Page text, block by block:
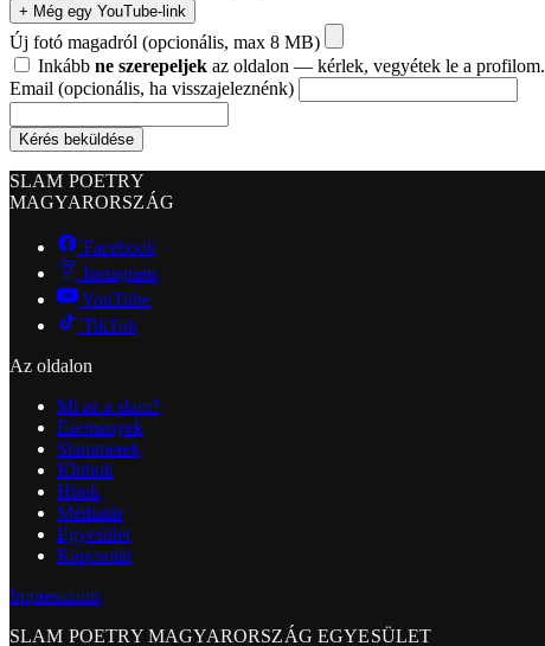
+ Még egy YouTube-link
Új fotó magadról (opcionális, max 8 MB)
Inkább ne szerepeljek az oldalon — kérlek, vegyétek le a profilom.
Email (opcionális, ha visszajeleznénk)
Kérés beküldése
SLAM POETRY
MAGYARORSZÁG
Facebook
Instagram
YouTube
TikTok
Az oldalon
Mi az a slam?
Események
Slammerek
Klubok
Hírek
Médiatár
Egyesület
Kapcsolat
Impresszum
SLAM POETRY MAGYARORSZÁG EGYESÜLET